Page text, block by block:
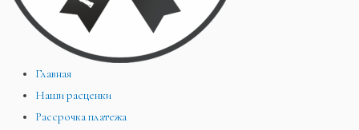
Главная
Наши расценки
Рассрочка платежа